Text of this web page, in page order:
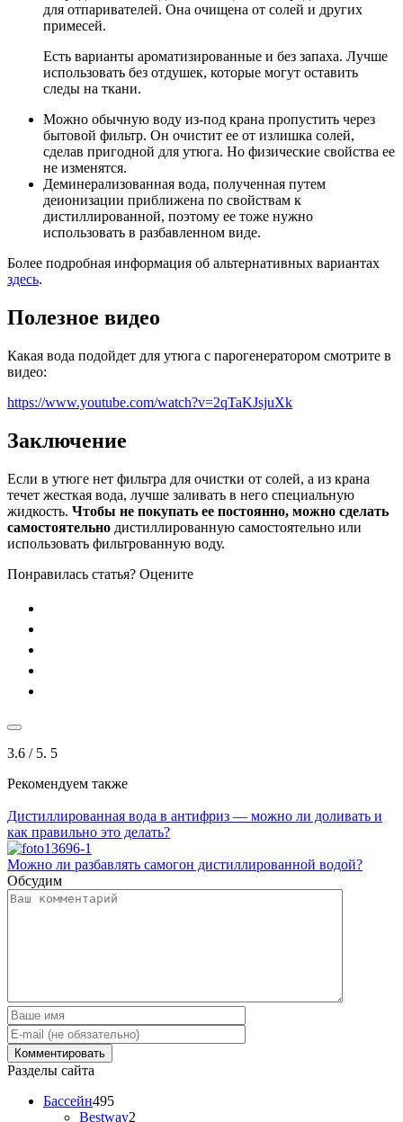
для отпаривателей. Она очищена от солей и других
примесей.
Есть варианты ароматизированные и без запаха. Лучше
использовать без отдушек, которые могут оставить
следы на ткани.
Можно обычную воду из-под крана пропустить через
бытовой фильтр. Он очистит ее от излишка солей,
сделав пригодной для утюга. Но физические свойства ее
не изменятся.
Деминерализованная вода, полученная путем
деионизации приближена по свойствам к
дистиллированной, поэтому ее тоже нужно
использовать в разбавленном виде.
Более подробная информация об альтернативных вариантах
здесь.
Полезное видео
Какая вода подойдет для утюга с парогенератором смотрите в
видео:
https://www.youtube.com/watch?v=2qTaKJsjuXk
Заключение
Если в утюге нет фильтра для очистки от солей, а из крана
течет жесткая вода, лучше заливать в него специальную
жидкость. Чтобы не покупать ее постоянно, можно сделать
самостоятельно дистиллированную самостоятельно или
использовать фильтрованную воду.
Понравилась статья? Оцените
3.6 / 5. 5
Рекомендуем также
Дистиллированная вода в антифриз — можно ли доливать и
как правильно это делать?
Можно ли разбавлять самогон дистиллированной водой?
Обсудим
Разделы сайта
Бассейн495
Bestway2